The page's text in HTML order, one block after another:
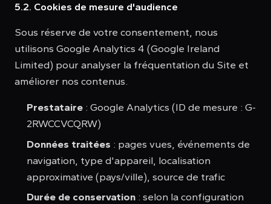
5.2. Cookies de mesure d'audience
Sous réserve de votre consentement, nous
utilisons Google Analytics 4 (Google Ireland
Limited) pour analyser la fréquentation du Site et
améliorer nos contenus.
Prestataire : Google Analytics (ID de mesure : G-
2RWCCVCQRW)
Données traitées : pages vues, événements de
navigation, type d'appareil, localisation
approximative (pays/ville), source de trafic
Durée de conservation : selon la configuration